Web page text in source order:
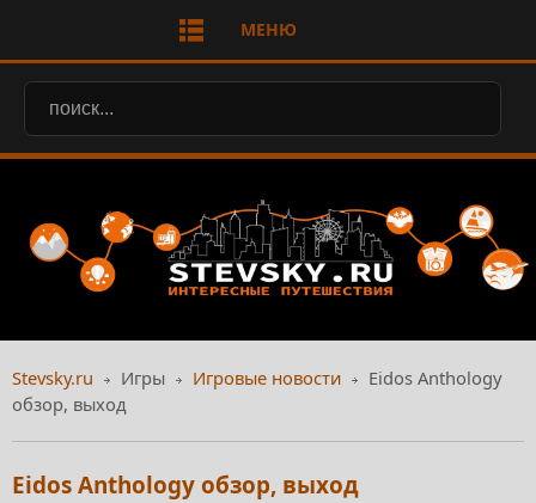
МЕНЮ
Stevsky.ru Игры Игровые новости
Eidos Anthology
обзор, выход
Eidos Anthology обзор, выход